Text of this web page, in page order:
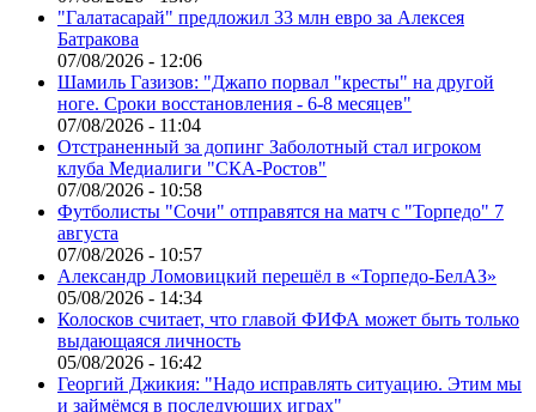
"Галатасарай" предложил 33 млн евро за Алексея
Батракова
07/08/2026 - 12:06
Шамиль Газизов: "Джапо порвал "кресты" на другой
ноге. Сроки восстановления - 6-8 месяцев"
07/08/2026 - 11:04
Отстраненный за допинг Заболотный стал игроком
клуба Медиалиги "СКА-Ростов"
07/08/2026 - 10:58
Футболисты "Сочи" отправятся на матч с "Торпедо" 7
августа
07/08/2026 - 10:57
Александр Ломовицкий перешёл в «Торпедо-БелАЗ»
05/08/2026 - 14:34
Колосков считает, что главой ФИФА может быть только
выдающаяся личность
05/08/2026 - 16:42
Георгий Джикия: "Надо исправлять ситуацию. Этим мы
и займёмся в последующих играх"